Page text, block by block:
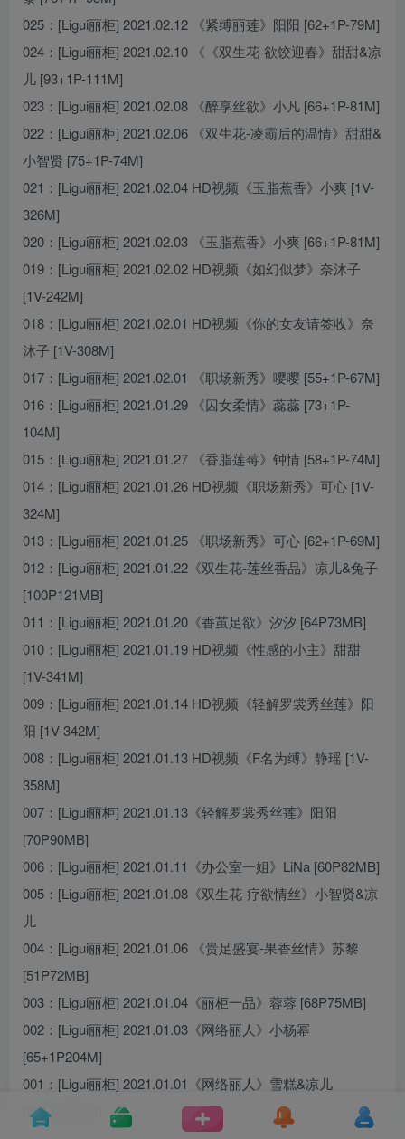
025：[Ligui丽柜] 2021.02.12 《紧缚丽莲》阳阳 [62+1P-79M]
024：[Ligui丽柜] 2021.02.10 《《双生花-欲饺迎春》甜甜&凉
儿 [93+1P-111M]
023：[Ligui丽柜] 2021.02.08 《醉享丝欲》小凡 [66+1P-81M]
022：[Ligui丽柜] 2021.02.06 《双生花-凌霸后的温情》甜甜&
小智贤 [75+1P-74M]
021：[Ligui丽柜] 2021.02.04 HD视频《玉脂蕉香》小爽 [1V-
326M]
020：[Ligui丽柜] 2021.02.03 《玉脂蕉香》小爽 [66+1P-81M]
019：[Ligui丽柜] 2021.02.02 HD视频《如幻似梦》奈沐子
[1V-242M]
018：[Ligui丽柜] 2021.02.01 HD视频《你的女友请签收》奈
沐子 [1V-308M]
017：[Ligui丽柜] 2021.02.01 《职场新秀》嘤嘤 [55+1P-67M]
016：[Ligui丽柜] 2021.01.29 《囚女柔情》蕊蕊 [73+1P-
104M]
015：[Ligui丽柜] 2021.01.27 《香脂莲莓》钟情 [58+1P-74M]
014：[Ligui丽柜] 2021.01.26 HD视频《职场新秀》可心 [1V-
324M]
013：[Ligui丽柜] 2021.01.25 《职场新秀》可心 [62+1P-69M]
012：[Ligui丽柜] 2021.01.22《双生花-莲丝香品》凉儿&兔子
[100P121MB]
011：[Ligui丽柜] 2021.01.20《香茧足欲》汐汐 [64P73MB]
010：[Ligui丽柜] 2021.01.19 HD视频《性感的小主》甜甜
[1V-341M]
009：[Ligui丽柜] 2021.01.14 HD视频《轻解罗裳秀丝莲》阳
阳 [1V-342M]
008：[Ligui丽柜] 2021.01.13 HD视频《F名为缚》静瑶 [1V-
358M]
007：[Ligui丽柜] 2021.01.13《轻解罗裳秀丝莲》阳阳
[70P90MB]
006：[Ligui丽柜] 2021.01.11《办公室一姐》LiNa [60P82MB]
005：[Ligui丽柜] 2021.01.08《双生花-疗欲情丝》小智贤&凉
儿
004：[Ligui丽柜] 2021.01.06 《贵足盛宴-果香丝情》苏黎
[51P72MB]
003：[Ligui丽柜] 2021.01.04《丽柜一品》蓉蓉 [68P75MB]
002：[Ligui丽柜] 2021.01.03《网络丽人》小杨幂
[65+1P204M]
001：[Ligui丽柜] 2021.01.01《网络丽人》雪糕&凉儿
[83+1P202M]